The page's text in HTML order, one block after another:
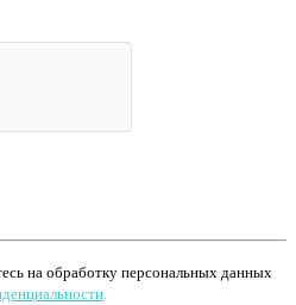
на обработку персональных данных
.